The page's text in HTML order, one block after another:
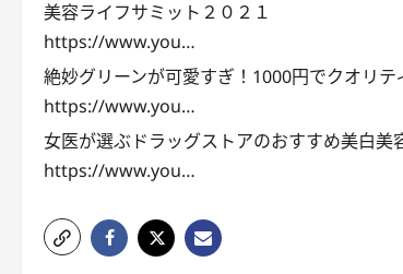
美容ライフサミット２０２１
https://www.you…
絶妙グリーンが可愛すぎ！1000円でクオリテ
https://www.you…
女医が選ぶドラッグストアのおすすめ美白美
https://www.you…